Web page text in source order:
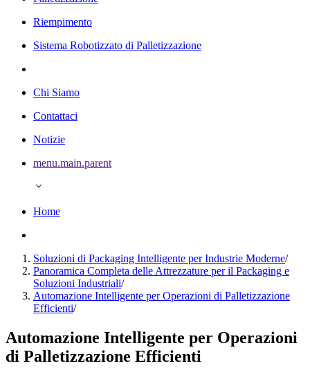
Riempimento
Sistema Robotizzato di Palletizzazione
Chi Siamo
Contattaci
Notizie
menu.main.parent
Home
Soluzioni di Packaging Intelligente per Industrie Moderne/
Panoramica Completa delle Attrezzature per il Packaging e
Soluzioni Industriali/
Automazione Intelligente per Operazioni di Palletizzazione
Efficienti/
Automazione Intelligente per Operazioni
di Palletizzazione Efficienti